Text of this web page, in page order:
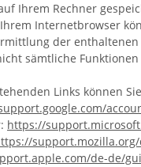
Ihrem Rechner
Internetbrowser
der
sämtliche
Links können
https://
de-de/